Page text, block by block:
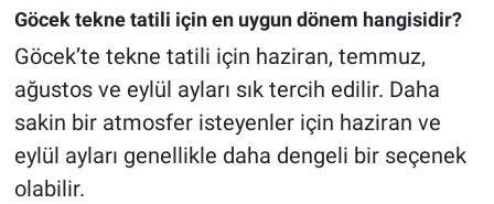
Göcek tekne tatili için en uygun dönem hangisidir?
Göcek’te tekne tatili için haziran, temmuz,
ağustos ve eylül ayları sık tercih edilir. Daha
sakin bir atmosfer isteyenler için haziran ve
eylül ayları genellikle daha dengeli bir seçenek
olabilir.